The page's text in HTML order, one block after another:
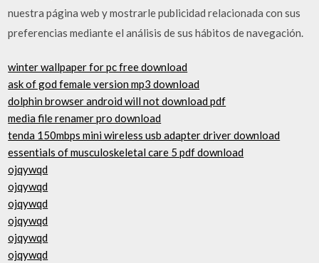
nuestra página web y mostrarle publicidad relacionada con sus
preferencias mediante el análisis de sus hábitos de navegación.
winter wallpaper for pc free download
ask of god female version mp3 download
dolphin browser android will not download pdf
media file renamer pro download
tenda 150mbps mini wireless usb adapter driver download
essentials of musculoskeletal care 5 pdf download
ojqywqd
ojqywqd
ojqywqd
ojqywqd
ojqywqd
ojqywqd